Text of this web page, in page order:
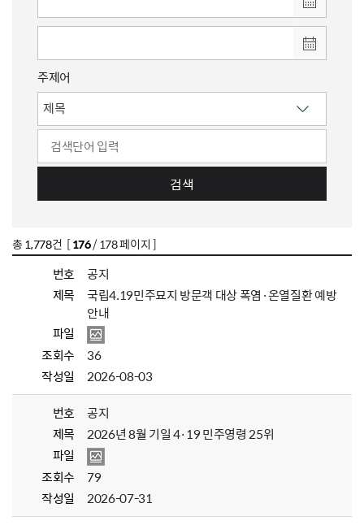
주제어
검색
총 1,778건 [176/ 178 페이지 ]
번호
공지
제목
국립4.19민주묘지 방문객 대상 폭염·온열질환 예방
안내
파일
조회수
36
작성일
2026-08-03
번호
공지
제목
2026년 8월 기일 4·19 민주영령 25위
파일
조회수
79
작성일
2026-07-31